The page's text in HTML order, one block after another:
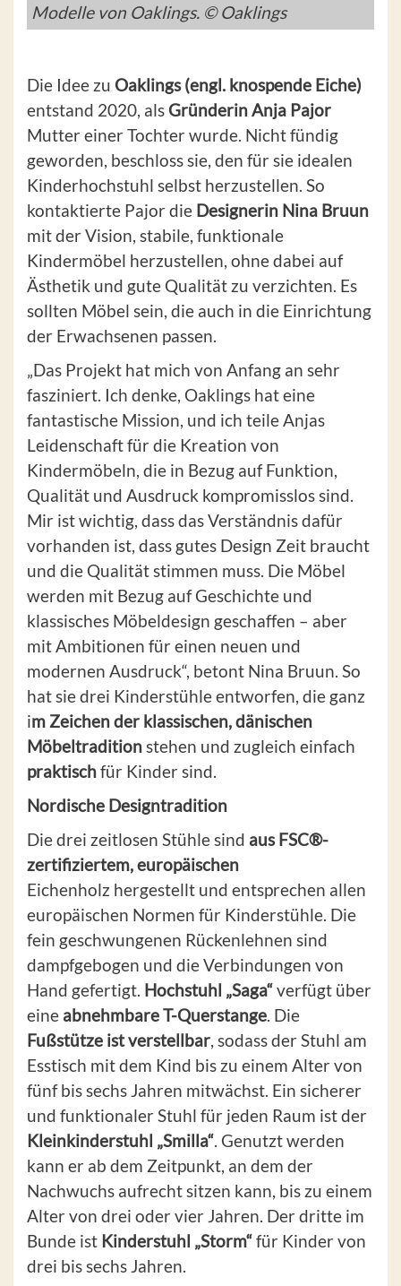
Modelle von Oaklings. © Oaklings
Die Idee zu Oaklings (engl. knospende Eiche)
entstand 2020, als GründerinAnja Pajor
Mutter einer Tochter wurde. Nicht fündig
geworden, beschloss sie, den für sie idealen
Kinderhochstuhl selbst herzustellen. So
kontaktierte Pajor die Designerin Nina Bruun
mit der Vision, stabile, funktionale
Kindermöbel herzustellen, ohne dabei auf
Ästhetik und gute Qualität zu verzichten. Es
sollten Möbel sein, die auch in die Einrichtung
der Erwachsenen passen.
„Das Projekt hat mich von Anfang an sehr
fasziniert. Ich denke, Oaklings hat eine
fantastische Mission, und ich teile Anjas
Leidenschaft für die Kreation von
Kindermöbeln, die in Bezug auf Funktion,
Qualität und Ausdruck kompromisslos sind.
Mir ist wichtig, dass das Verständnis dafür
vorhanden ist, dass gutes Design Zeit braucht
und die Qualität stimmen muss. Die Möbel
werden mit Bezug auf Geschichte und
klassisches Möbeldesign geschaffen – aber
mit Ambitionen für einen neuen und
modernen Ausdruck“, betont Nina Bruun. So
hat sie drei Kinderstühle entworfen, die ganz
im Zeichen der klassischen, dänischen
Möbeltraditionstehen und zugleich einfach
praktischfür Kinder sind.
Nordische Designtradition
Diedrei zeitlosen Stühle sind aus FSC®-
zertifiziertem, europäischen
Eichenholz hergestellt und entsprechen allen
europäischen Normen für Kinderstühle. Die
fein geschwungenen Rückenlehnen sind
dampfgebogen und die Verbindungen von
Hand gefertigt. Hochstuhl „Saga“verfügt über
eine abnehmbare T-Querstange. Die
Fußstütze ist verstellbar, sodass der Stuhl am
Esstisch mit dem Kind bis zu einem Alter von
fünf bis sechs Jahren mitwächst. Ein sicherer
und funktionaler Stuhl für jeden Raum ist der
Kleinkinderstuhl „Smilla“. Genutzt werden
kann er ab dem Zeitpunkt, an dem der
Nachwuchs aufrecht sitzen kann, bis zu einem
Alter von drei oder vier Jahren. Der dritte im
Bunde ist Kinderstuhl „Storm“für Kinder von
drei bis sechs Jahren.